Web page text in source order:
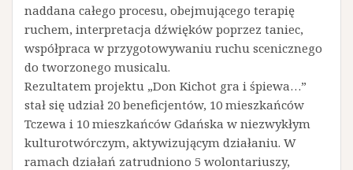
naddana całego procesu, obejmującego terapię
ruchem, interpretacja dźwięków poprzez taniec,
współpraca w przygotowywaniu ruchu scenicznego
do tworzonego musicalu.
Rezultatem projektu „Don Kichot gra i śpiewa…”
stał się udział 20 beneficjentów, 10 mieszkańców
Tczewa i 10 mieszkańców Gdańska w niezwykłym
kulturotwórczym, aktywizującym działaniu. W
ramach działań zatrudniono 5 wolontariuszy,